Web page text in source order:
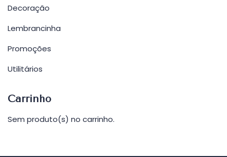
Decoração
Lembrancinha
Promoções
Utilitários
Carrinho
Sem produto(s) no carrinho.